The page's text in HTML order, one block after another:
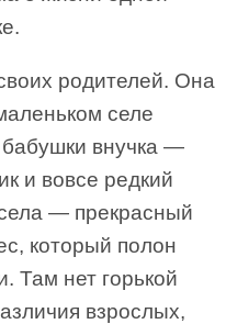
родителей. Она
селе
внучка —
и вовсе редкий
— прекрасный
который полон
Там нет горькой
взрослых,